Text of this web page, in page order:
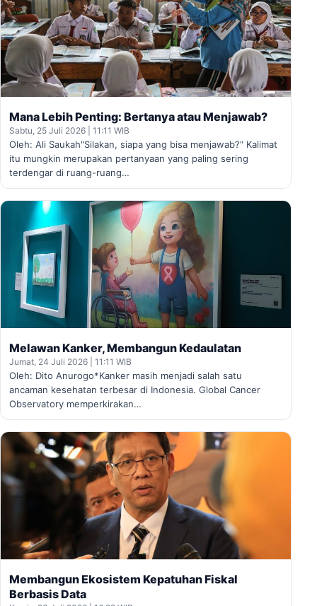
Mana Lebih Penting: Bertanya atau Menjawab?
Sabtu, 25 Juli 2026 | 11:11 WIB
Oleh: Ali Saukah"Silakan, siapa yang bisa menjawab?" Kalimat
itu mungkin merupakan pertanyaan yang paling sering
terdengar di ruang-ruang…
Melawan Kanker, Membangun Kedaulatan
Jumat, 24 Juli 2026 | 11:11 WIB
Oleh: Dito Anurogo*Kanker masih menjadi salah satu
ancaman kesehatan terbesar di Indonesia. Global Cancer
Observatory memperkirakan…
Membangun Ekosistem Kepatuhan Fiskal
Berbasis Data